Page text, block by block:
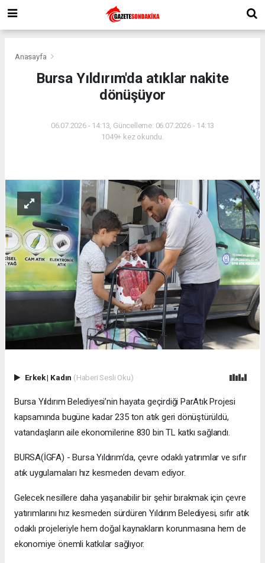
Anasayfa
Bursa Yıldırım'da atıklar nakite
dönüşüyor
06.07.2026 - 14:13, Güncelleme: 06.07.2026 - 14:13
1049+ kez okundu.
Erkek| Kadın (Haberi Sesli Oku)
Bursa Yıldırım Belediyesi’nin hayata geçirdiği ParAtık Projesi
kapsamında bugüne kadar 235 ton atık geri dönüştürüldü,
vatandaşların aile ekonomilerine 830 bin TL katkı sağlandı.
BURSA(İGFA) - Bursa Yıldırım’da, çevre odaklı yatırımlar ve sıfır
atık uygulamaları hız kesmeden devam ediyor.
Gelecek nesillere daha yaşanabilir bir şehir bırakmak için çevre
yatırımlarını hız kesmeden sürdüren Yıldırım Belediyesi, sıfır atık
odaklı projeleriyle hem doğal kaynakların korunmasına hem de
ekonomiye önemli katkılar sağlıyor.